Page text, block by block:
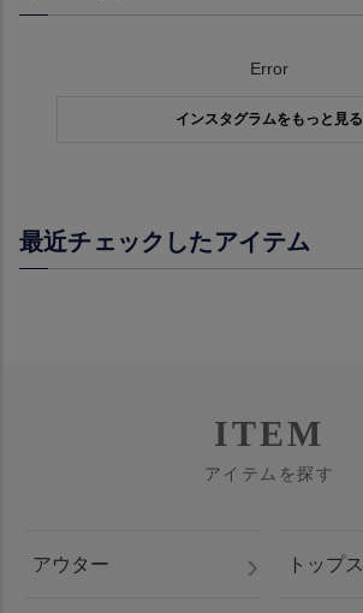
Error
インスタグラムをもっと見る
最近チェックしたアイテム
ITEM
アイテムを探す
アウター トップス